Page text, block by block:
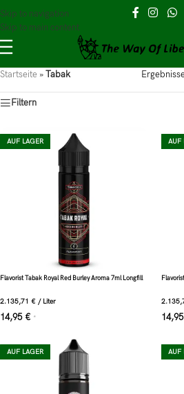
Skip to navigation
Skip to main content
Startseite »Tabak
Filtern
AUF LAGER
Flavorist Tabak Royal Red Burley Aroma 7ml Longfill
2.135,71 € / Liter
14,95 € *
AUF
14,95
AUF LAGER AUF